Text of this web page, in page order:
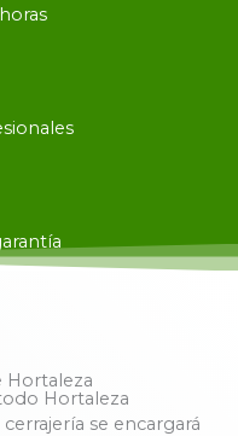
Hortaleza
Hortaleza
se encargará